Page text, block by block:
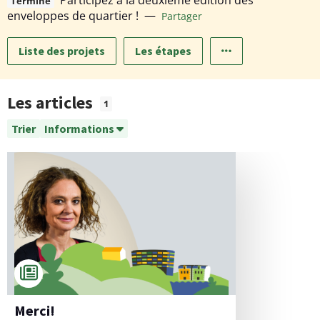
enveloppes de quartier ! — Partager
Liste des projets Les étapes
Les articles 1
Trier Informations
Merci!